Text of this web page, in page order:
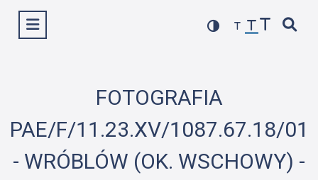
Wyświetl menu
FOTOGRAFIA
PAE/F/11.23.XV/1087.67.18/01
- WRÓBLÓW (OK. WSCHOWY) -